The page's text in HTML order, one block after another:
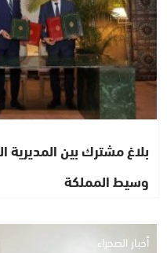
بلاغ مشترك بين
وسيط المملكة
أخبار الصحراء